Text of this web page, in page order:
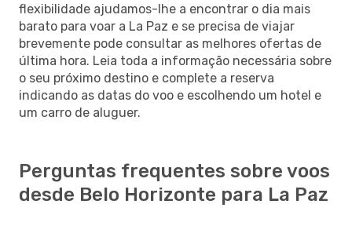
flexibilidade ajudamos-lhe a encontrar o dia mais
barato para voar a La Paz e se precisa de viajar
brevemente pode consultar as melhores ofertas de
última hora. Leia toda a informação necessária sobre
o seu próximo destino e complete a reserva
indicando as datas do voo e escolhendo um hotel e
um carro de aluguer.
Perguntas frequentes sobre voos
desde Belo Horizonte para La Paz